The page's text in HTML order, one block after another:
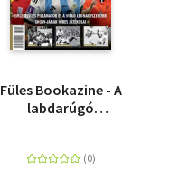
Füles Bookazine - A
labdarúgó